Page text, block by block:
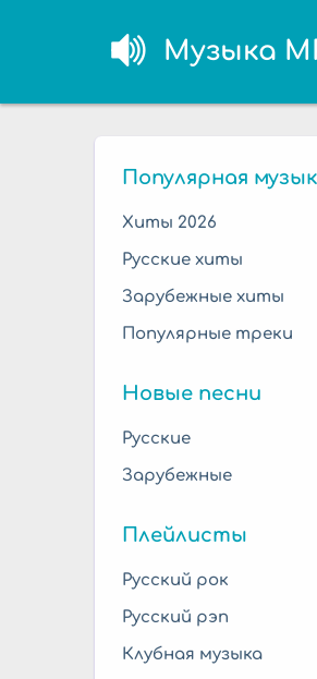
Музыка
Популярная
Хиты 2026
Русские хиты
Зарубежные хиты
Популярные треки
Новые песни
Русские
Зарубежные
Плейлисты
Русский рок
Русский рэп
Клубная музыка